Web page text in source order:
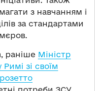
з навчанням і
за стандартами
раніше Міністр
зі своїм